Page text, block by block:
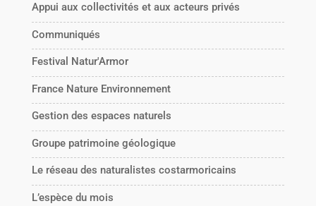
Appui aux collectivités et aux acteurs privés
Communiqués
Festival Natur'Armor
France Nature Environnement
Gestion des espaces naturels
Groupe patrimoine géologique
Le réseau des naturalistes costarmoricains
L’espèce du mois